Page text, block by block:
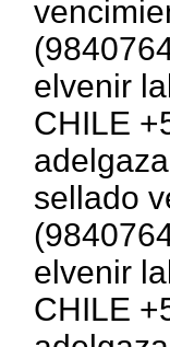
elvenir
CHILE
sellado
elvenir
CHILE